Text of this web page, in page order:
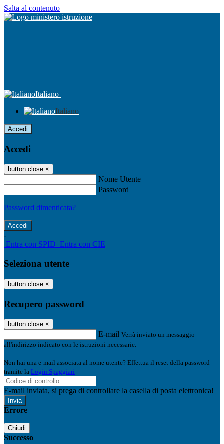
Salta al contenuto
Italiano
Italiano
Accedi
Accedi
button close ×
Nome Utente
Password
Password dimenticata?
-
Entra con SPID Entra con CIE
Seleziona utente
button close ×
Recupero password
button close ×
E-mail Verrà inviato un messaggio
all'indirizzo indicato con le istruzioni necessarie.
Non hai una e-mail associata al nome utente? Effettua il reset della password
tramite la Login Spaggiari
E-mail inviata, si prega di controllare la casella di posta elettronica!
Errore
Chiudi
Successo